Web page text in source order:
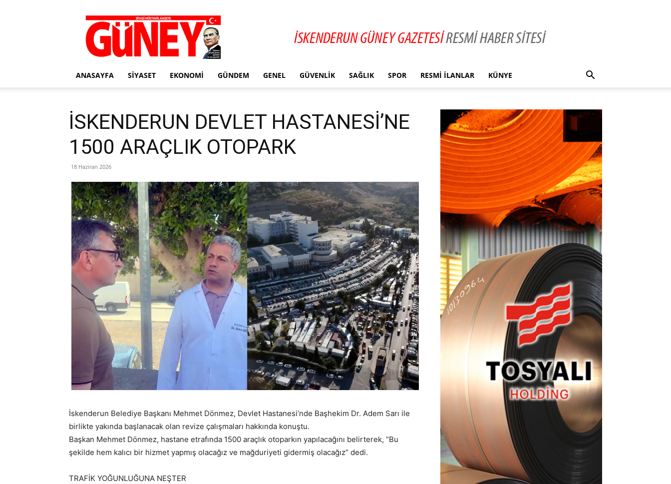
Gazete
Güney
ANASAYFA SIYASET EKONOMI GÜNDEM GENEL GÜVENLIK SAĞLIK SPOR RESMI İLANLAR KÜNYE
İSKENDERUN DEVLET HASTANESİ’NE
1500 ARAÇLIK OTOPARK
18 Haziran 2026
İskenderun Belediye Başkanı Mehmet Dönmez, Devlet Hastanesi’nde Başhekim Dr. Adem Sarı ile
birlikte yakında başlanacak olan revize çalışmaları hakkında konuştu.
Başkan Mehmet Dönmez, hastane etrafında 1500 araçlık otoparkın yapılacağını belirterek, “Bu
şekilde hem kalıcı bir hizmet yapmış olacağız ve mağduriyeti gidermiş olacağız” dedi.
TRAFİK YOĞUNLUĞUNA NEŞTER